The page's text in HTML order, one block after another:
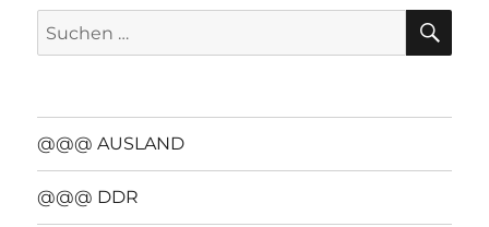
Suchen
nach:
@@@ AUSLAND
@@@ DDR